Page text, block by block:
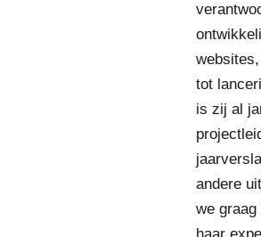
n
B
e
s
u
u
r
s
e
c
tot
is zij al
andere
we